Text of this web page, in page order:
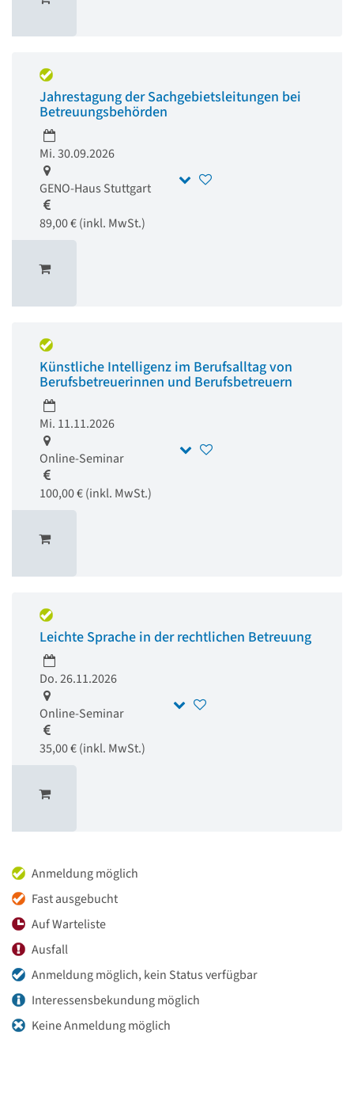
Jahrestagung der Sachgebietsleitungen bei
Betreuungsbehörden
Mi. 30.09.2026
GENO-Haus Stuttgart
89,00 € (inkl. MwSt.)
Künstliche Intelligenz im Berufsalltag von
Berufsbetreuerinnen und Berufsbetreuern
Mi. 11.11.2026
Online-Seminar
100,00 € (inkl. MwSt.)
Leichte Sprache in der rechtlichen Betreuung
Do. 26.11.2026
Online-Seminar
35,00 € (inkl. MwSt.)
Anmeldung möglich
Fast ausgebucht
Auf Warteliste
Ausfall
Anmeldung möglich, kein Status verfügbar
Interessensbekundung möglich
Keine Anmeldung möglich